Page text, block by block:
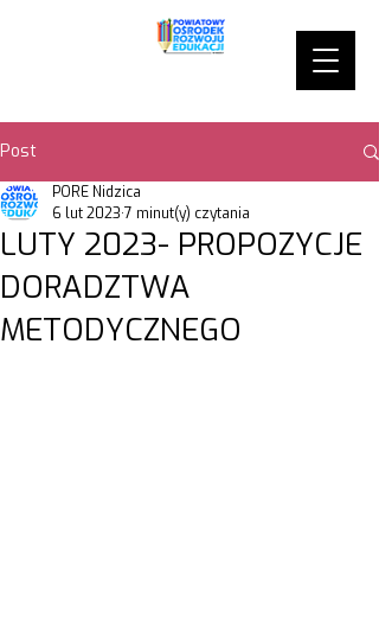
Post
LUTY 2023- PROPOZYCJE
DORADZTWA
METODYCZNEGO
PORE Nidzica
6 lut 2023 7 minut(y) czytania